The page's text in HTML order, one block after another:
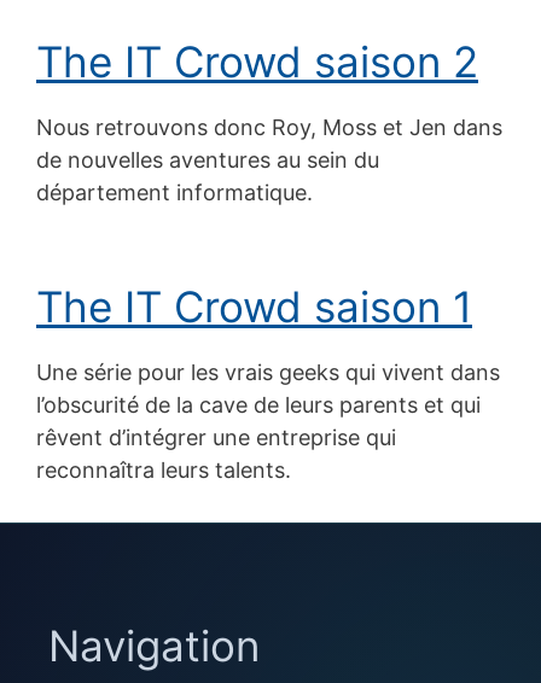
The IT Crowd saison 2
Nous retrouvons donc Roy, Moss et Jen dans
de nouvelles aventures au sein du
département informatique.
The IT Crowd saison 1
Une série pour les vrais geeks qui vivent dans
l’obscurité de la cave de leurs parents et qui
rêvent d’intégrer une entreprise qui
reconnaîtra leurs talents.
Navigation